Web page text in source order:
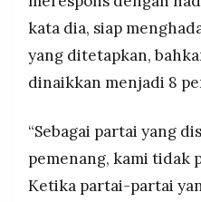
kata dia, siap
yang ditetapkan,
dinaikkan menjadi 8
“Sebagai partai yang
pemenang, kami tidak
Ketika partai-partai